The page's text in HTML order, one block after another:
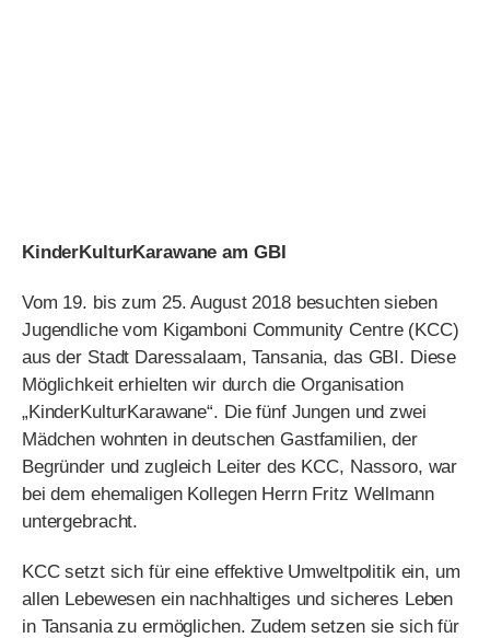
Mädchen wohnten in deutschen Gastfamilien, der
Begründer und zugleich Leiter des KCC, Nassoro, war
bei dem ehemaligen Kollegen Herrn Fritz Wellmann
untergebracht.
KCC setzt sich für eine effektive Umweltpolitik ein, um
allen Lebewesen ein nachhaltiges und sicheres Leben
in Tansania zu ermöglichen. Zudem setzen sie sich für
Bildung ein. Sie ermöglichen den Grundschulunterricht
für die Kinder, die kein Recht mehr auf staatliche
Grundschule haben. Um die Kinder mehr zu
unterstützen bietet die KCC kostenlose Vorschule,
Nachhilfe, Englisch- und Computerkurse an. Außerdem